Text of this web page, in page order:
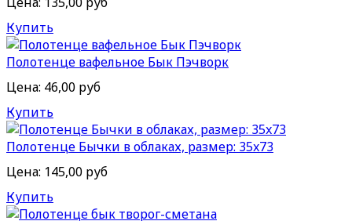
Купить
Полотенце вафельное Бык Пэчворк
Цена: 46,00 руб
Купить
Полотенце Бычки в облаках, размер: 35x73
Цена: 145,00 руб
Купить